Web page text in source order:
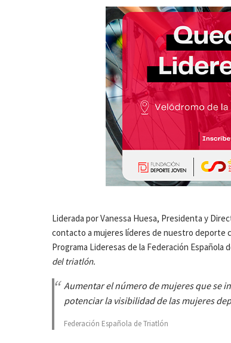
Liderada por Vanessa Huesa, Presidenta y
contacto a mujeres líderes de nuestro deporte
Programa Lideresas de la Federación Española
del triatlón.
Aumentar el número de mujeres que se
potenciar la visibilidad de las mujeres
Federación Española de Triatlón